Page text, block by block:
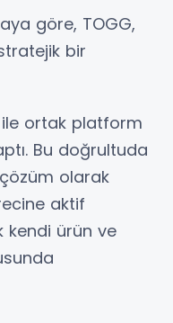
göre, TOGG,
bir
ile ortak platform
Bu doğrultuda
olarak
aktif
kendi ürün ve